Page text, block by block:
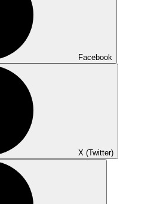
Facebook
X (Twitter)